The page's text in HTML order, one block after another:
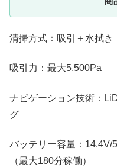
清掃方式：吸引＋水拭き
吸引力：最大5,500Pa
ナビゲーション技術：
グ
バッテリー容量：14.4V/
（最大180分稼働）